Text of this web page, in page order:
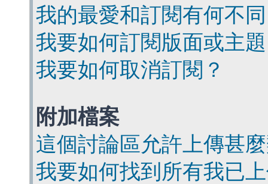
我的最愛和訂閱有何不
我要如何訂閱版面或主
我要如何取消訂閱？
附加檔案
這個討論區允許上傳甚
我要如何找到所有我已